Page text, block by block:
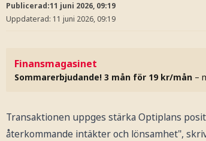
Publicerad:11 juni 2026, 09:19
Uppdaterad: 11 juni 2026, 09:19
Finansmagasinet
Sommarerbjudande! 3 mån för 19 kr/mån –
Transaktionen uppges stärka Optiplans
återkommande intäkter och lönsamhet",